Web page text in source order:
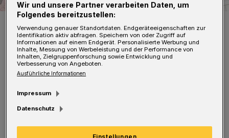
So sieht der Umbauplan aus.
Foto: Stadt Wuppertal
Die Bauarbeiten sollen im November beendet
werden. Bis dahin muss ein Höhenunterschied
von 14 Metern überwunden und die Treppe so
Wir und unsere Partner verarbeiten Daten, um
Folgendes bereitzustellen:
Verwendung genauer Standortdaten. Endgeräteeigenschaften zur
Identifikation aktiv abfragen. Speichern von oder Zugriff auf
Informationen auf einem Endgerät. Personalisierte Werbung und
Inhalte, Messung von Werbeleistung und der Performance von
Inhalten, Zielgruppenforschung sowie Entwicklung und
Verbesserung von Angeboten.
Ausführliche Informationen
Impressum
Datenschutz